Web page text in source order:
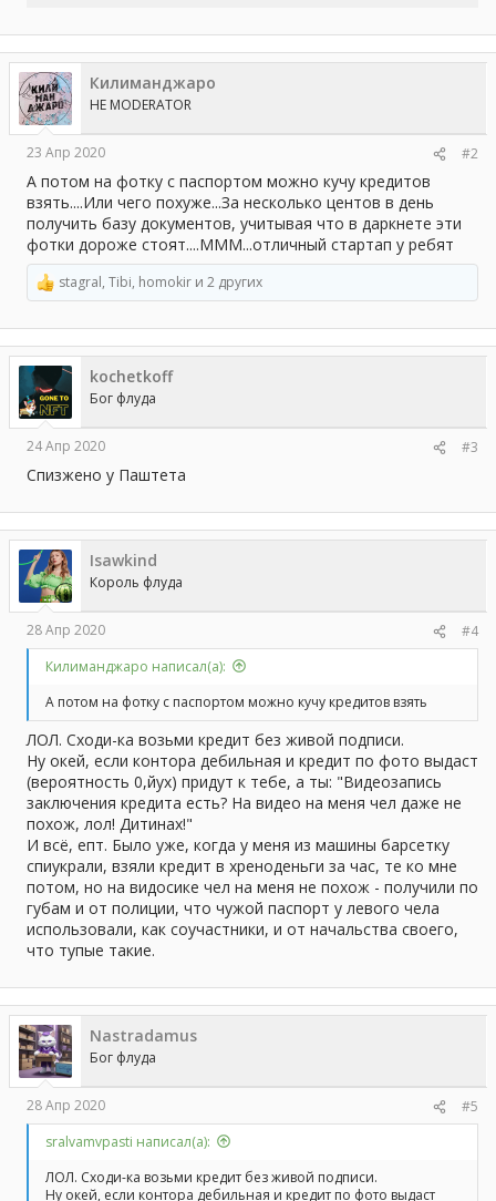
Килиманджаро
HE MODERATOR
23 Апр 2020 #2
А потом на фотку с паспортом можно кучу кредитов
взять....Или чего похуже...За несколько центов в день
получить базу документов, учитывая что в даркнете эти
фотки дороже стоят....МММ...отличный стартап у ребят
Р
е
а
к
ц
и
:
stagral, Tibi, homokir и 2 других
kochetkoff
Бог флуда
24 Апр 2020 #3
Спизжено у Паштета
Isawkind
Король флуда
28 Апр 2020
#4
Килиманджаро написал(а):
А потом на фотку с паспортом можно кучу кредитов взять
ЛОЛ. Сходи-ка возьми кредит без живой подписи.
Ну окей, если контора дебильная и кредит по фото выдаст
(вероятность 0,йух) придут к тебе, а ты: "Видеозапись
заключения кредита есть? На видео на меня чел даже не
похож, лол! Дитинах!"
И всё, епт. Было уже, когда у меня из машины барсетку
спиукрали, взяли кредит в хреноденьги за час, те ко мне
потом, но на видосике чел на меня не похож - получили по
губам и от полиции, что чужой паспорт у левого чела
использовали, как соучастники, и от начальства своего,
что тупые такие.
Nastradamus
Бог флуда
28 Апр 2020
#5
sralvamvpasti написал(а):
ЛОЛ. Сходи-ка возьми кредит без живой подписи.
Ну окей, если контора дебильная и кредит по фото выдаст